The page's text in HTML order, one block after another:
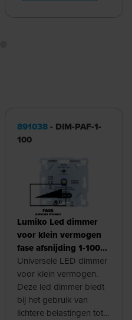
891038- DIM-PAF-1-
100
Lumiko Led dimmer
voor klein vermogen
fase afsnijding 1-100W
| 891038
Universele LED dimmer
voor klein vermogen.
Deze led dimmer biedt
bij het gebruik van
lichtere belastingen tot